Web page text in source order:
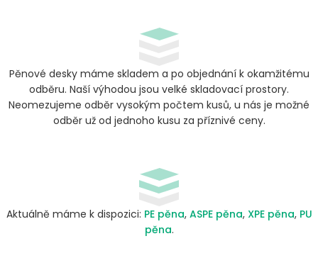
Pěnové desky máme skladem a po objednání k okamžitému
odběru. Naší výhodou jsou velké skladovací prostory.
Neomezujeme odběr vysokým počtem kusů, u nás je možné
odběr už od jednoho kusu za příznivé ceny.
Aktuálně máme k dispozici: PE pěna, ASPE pěna, XPE pěna, PU
pěna.